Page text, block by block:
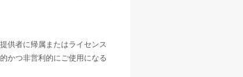
供者に帰属またはライセンス
かつ非営利的にご使用になる